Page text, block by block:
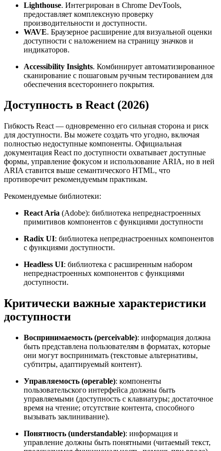
Lighthouse. Интегрирован в Chrome DevTools,
предоставляет комплексную проверку
производительности и доступности.
WAVE. Браузерное расширение для визуальной оценки
доступности с наложением на страницу значков и
индикаторов.
Accessibility Insights. Комбинирует автоматизированное
сканирование с пошаговым ручным тестированием для
обеспечения всестороннего покрытия.
Доступность в React (2026)
Гибкость React — одновременно его сильная сторона и риск
для доступности. Вы можете создать что угодно, включая
полностью недоступные компоненты. Официальная
документация React по доступности охватывает доступные
формы, управление фокусом и использование ARIA, но в ней
ARIA ставится выше семантического HTML, что
противоречит рекомендуемым практикам.
Рекомендуемые библиотеки:
React Aria (Adobe): библиотека непреднастроенных
примитивов компонентов с функциями доступности
Radix UI: библиотека непреднастроенных компонентов
с функциями доступности.
Headless UI: библиотека с расширенным набором
непреднастроенных компонентов с функциями
доступности.
Критически важные характеристики
доступности
Воспринимаемость (perceivable): информация должна
быть представлена пользователям в форматах, которые
они могут воспринимать (текстовые альтернативы,
субтитры, адаптируемый контент).
Управляемость (operable): компоненты
пользовательского интерфейса должны быть
управляемыми (доступность с клавиатуры; достаточное
время на чтение; отсутствие контента, способного
вызывать заклинивание).
Понятность (understandable): информация и
управление должны быть понятными (читаемый текст,